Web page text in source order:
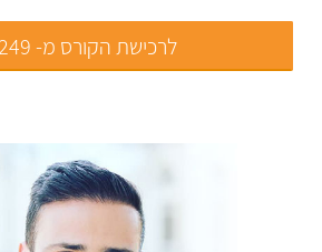
לרכישת הקורס מ- 249 ₪